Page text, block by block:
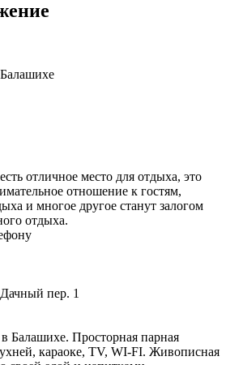
отличное место для отдыха, это
отношение к гостям,
и многое другое станут залогом
отдыха.
пер. 1
Балашихе. Просторная парная
караоке, TV, WI-FI. Живописная